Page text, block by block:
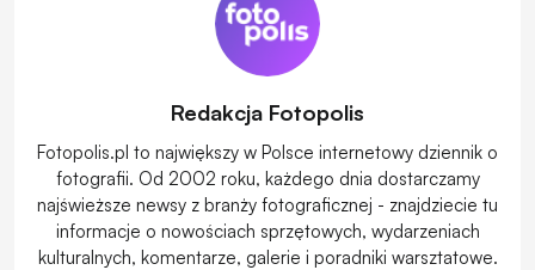
Redakcja Fotopolis
Fotopolis.pl to największy w Polsce internetowy dziennik o
fotografii. Od 2002 roku, każdego dnia dostarczamy
najświeższe newsy z branży fotograficznej - znajdziecie tu
informacje o nowościach sprzętowych, wydarzeniach
kulturalnych, komentarze, galerie i poradniki warsztatowe.